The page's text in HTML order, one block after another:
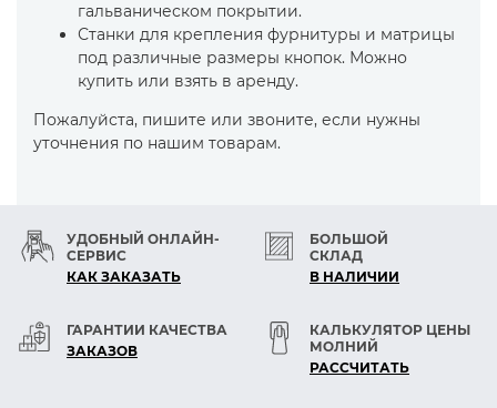
гальваническом покрытии.
Станки для крепления фурнитуры и матрицы
под различные размеры кнопок. Можно
купить или взять в аренду.
Пожалуйста, пишите или звоните, если нужны
уточнения по нашим товарам.
УДОБНЫЙ ОНЛАЙН-
СЕРВИС
КАК ЗАКАЗАТЬ
БОЛЬШОЙ
СКЛАД
В НАЛИЧИИ
ГАРАНТИИ КАЧЕСТВА
ЗАКАЗОВ
КАЛЬКУЛЯТОР ЦЕНЫ
МОЛНИЙ
РАСCЧИТАТЬ